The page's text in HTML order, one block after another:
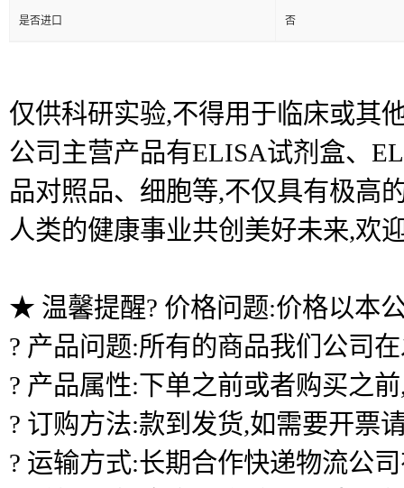
是否进口 否
仅供科研实验,不得用于临床或其
公司主营产品有ELISA试剂盒、
品对照品、细胞等,不仅具有极高
人类的健康事业共创美好未来,欢
★ 温馨提醒? 价格问题:价格以本
? 产品问题:所有的商品我们公司
? 产品属性:下单之前或者购买之
? 订购方法:款到发货,如需要开票
? 运输方式:长期合作快递物流公